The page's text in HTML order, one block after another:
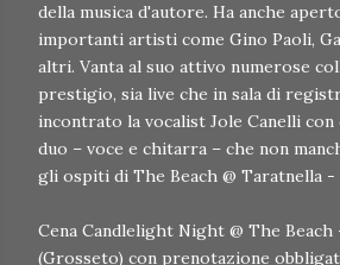
della musica d'autore. Ha anche
importanti artisti come Gino Paoli,
altri. Vanta al suo attivo numerose
prestigio, sia live che in sala di
incontrato la vocalist Jole Canelli
duo – voce e chitarra – che non
gli ospiti di The Beach @ Taratnella -
Cena Candlelight Night @ The
(Grosseto) con prenotazione